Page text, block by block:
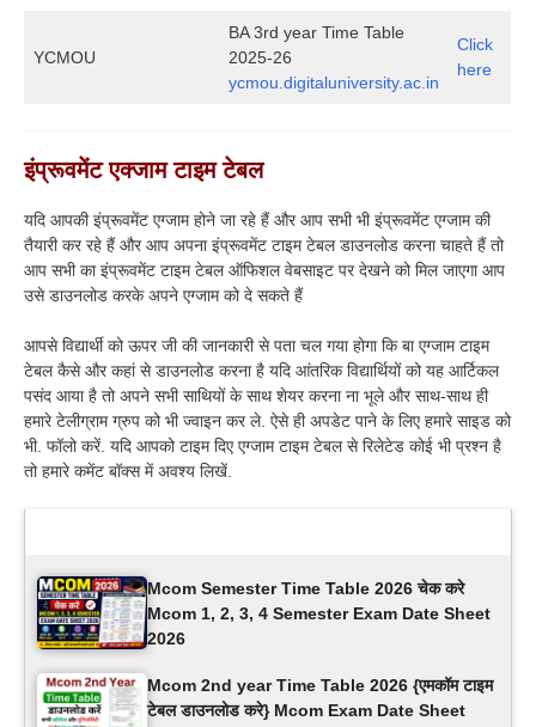
YCMOU
BA 3rd year Time Table
2025-26
ycmou.digitaluniversity.ac.in
Click
here
इंप्रूवमेंट एक्जाम टाइम टेबल
यदि आपकी इंप्रूवमेंट एग्जाम होने जा रहे हैं और आप सभी भी इंप्रूवमेंट एग्जाम की
तैयारी कर रहे हैं और आप अपना इंप्रूवमेंट टाइम टेबल डाउनलोड करना चाहते हैं तो
आप सभी का इंप्रूवमेंट टाइम टेबल ऑफिशल वेबसाइट पर देखने को मिल जाएगा आप
उसे डाउनलोड करके अपने एग्जाम को दे सकते हैं
आपसे विद्यार्थी को ऊपर जी की जानकारी से पता चल गया होगा कि बा एग्जाम टाइम
टेबल कैसे और कहां से डाउनलोड करना है यदि आंतरिक विद्यार्थियों को यह आर्टिकल
पसंद आया है तो अपने सभी साथियों के साथ शेयर करना ना भूले और साथ-साथ ही
हमारे टेलीग्राम ग्रुप को भी ज्वाइन कर ले. ऐसे ही अपडेट पाने के लिए हमारे साइड को
भी. फॉलो करें. यदि आपको टाइम दिए एग्जाम टाइम टेबल से रिलेटेड कोई भी प्रश्न है
तो हमारे कमेंट बॉक्स में अवश्य लिखें.
Mcom Semester Time Table 2026 चेक करे
Mcom 1, 2, 3, 4 Semester Exam Date Sheet
2026
Mcom 2nd year Time Table 2026 {एमकॉम टाइम
टेबल डाउनलोड करे} Mcom Exam Date Sheet